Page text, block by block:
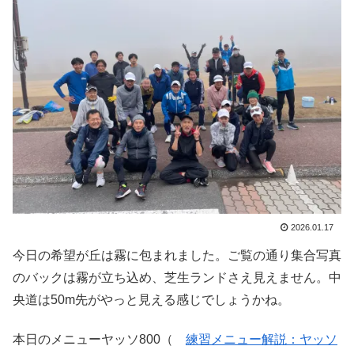
2026.01.17
今日の希望が丘は霧に包まれました。ご覧の通り集合写真
のバックは霧が立ち込め、芝生ランドさえ見えません。中
央道は50m先がやっと見える感じでしょうかね。
本日のメニューヤッソ800（ 練習メニュー解説：ヤッソ